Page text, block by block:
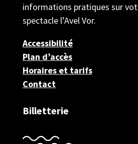
informations pratiques sur
spectacle l’Avel Vor.
Accessibilité
Plan d’accès
Horaires et tarifs
Contact
Billetterie